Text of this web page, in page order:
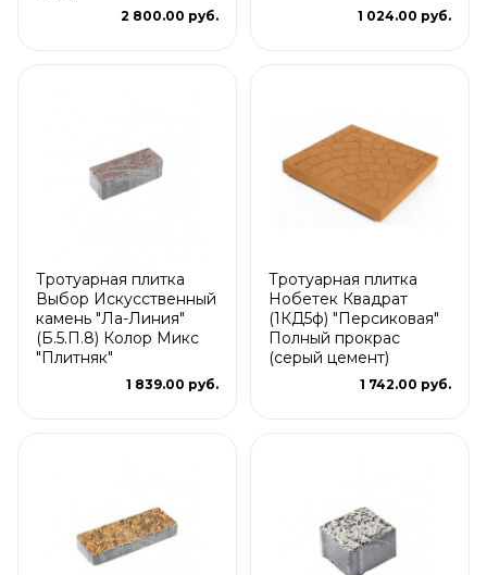
2 800.00 руб. 1 024.00 руб.
Тротуарная плитка
Выбор Искусственный
камень "Ла-Линия"
(Б.5.П.8) Колор Микс
"Плитняк"
1 839.00 руб.
Тротуарная плитка
Нобетек Квадрат
(1КД5ф) "Персиковая"
Полный прокрас
(серый цемент)
1 742.00 руб.